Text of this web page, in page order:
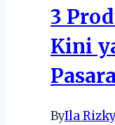
3
Kini
ByIla